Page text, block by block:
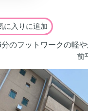
に入りに追加
のフットワークの軽
前